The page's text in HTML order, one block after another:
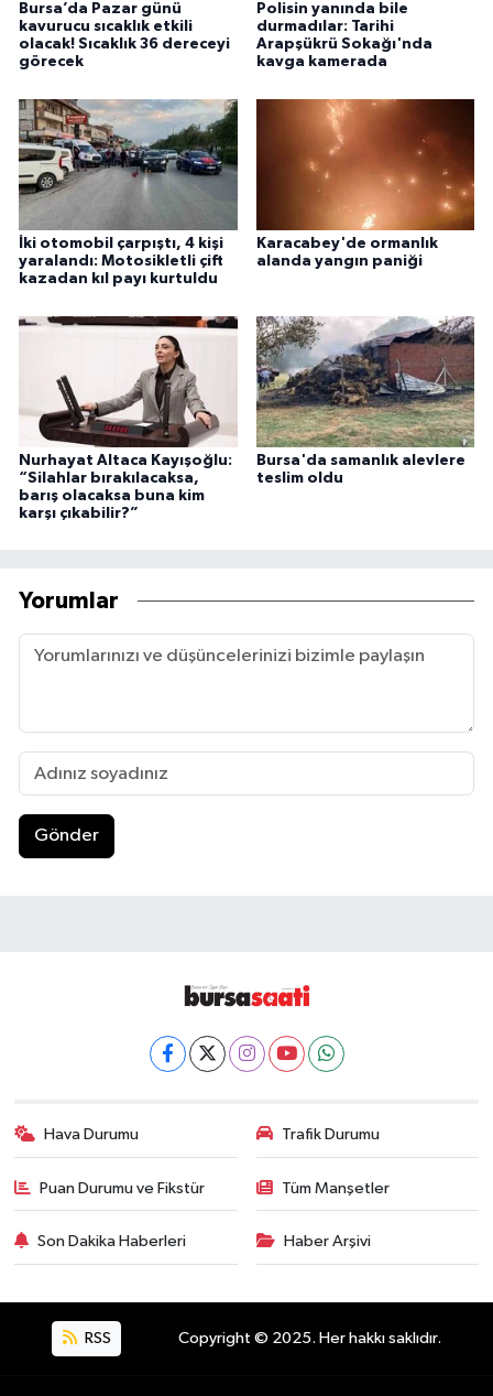
Bursa’da Pazar günü
kavurucu sıcaklık etkili
olacak! Sıcaklık 36 dereceyi
görecek
Polisin yanında bile
durmadılar: Tarihi
Arapşükrü Sokağı'nda
kavga kamerada
İki otomobil çarpıştı, 4 kişi
yaralandı: Motosikletli çift
kazadan kıl payı kurtuldu
Karacabey'de ormanlık
alanda yangın paniği
Nurhayat Altaca Kayışoğlu:
“Silahlar bırakılacaksa,
barış olacaksa buna kim
karşı çıkabilir?”
Bursa'da samanlık alevlere
teslim oldu
Yorumlar
Gönder
Hava Durumu Trafik Durumu
Puan Durumu ve Fikstür Tüm Manşetler
Son Dakika Haberleri Haber Arşivi
RSS Copyright © 2025. Her hakkı saklıdır.